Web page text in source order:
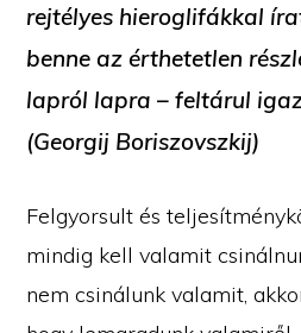
rejtélyes hieroglifákkal
benne az érthetetlen
lapról lapra – feltárul
(Georgij Boriszovszkij)
Felgyorsult és
mindig kell valamit
nem csinálunk valamit,